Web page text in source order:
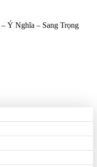
Ý Nghĩa – Sang Trọng